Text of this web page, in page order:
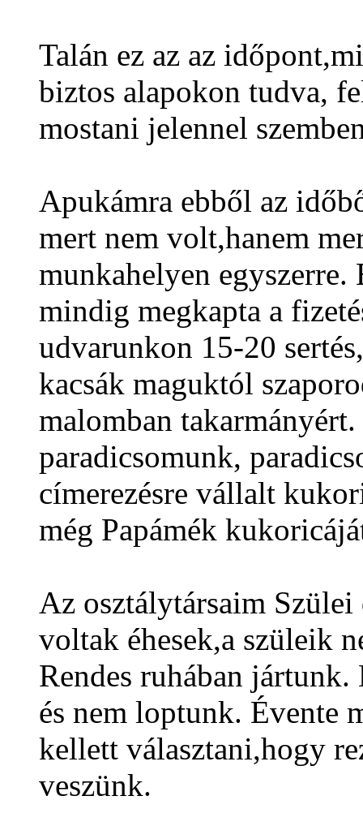
Talán ez az az
biztos alapokon tudva,
mostani jelennel
Apukámra ebből az
mert nem volt,hanem
munkahelyen
mindig megkapta a
udvarunkon 15-20
kacsák maguktól
malomban
paradicsomunk,
címerezésre vállalt
még Papámék
Az osztálytársaim
voltak éhesek,a szüleik
Rendes ruhában
és nem loptunk. Évente
kellett választani,hogy
veszünk.